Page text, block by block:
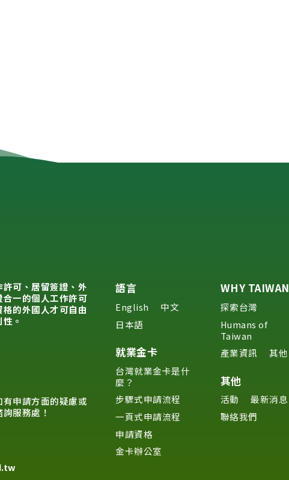
可、居留簽證、外
一的個人工作許可
的外國人才可自由
。
申請方面的疑慮或
服務處！
語言
English
中文
日本語
就業金卡
台灣就業金卡是什
麼？
步驟式申請流程
一頁式申請流程
申請資格
金卡辦公室
WHY TAIWAN
探索台灣
Humans of
Taiwan
產業資訊
其他
其他
活動
最新消息
聯絡我們